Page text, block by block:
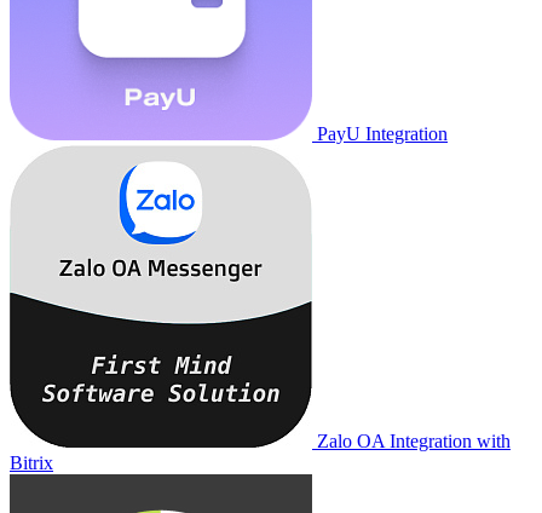
PayU Integration
Zalo OA Integration with
Bitrix